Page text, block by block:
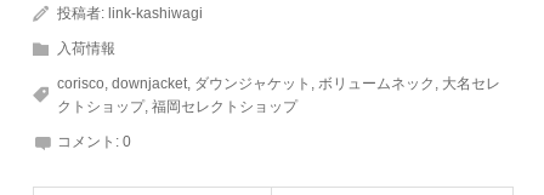
投稿者: link-kashiwagi
入荷情報
corisco,downjacket, ダウンジャケット ,ボリュームネック , 大名セレ
クトショップ,福岡セレクトショップ
コメント:0